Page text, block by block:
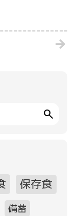
arrow_forward
search
保存食
備蓄